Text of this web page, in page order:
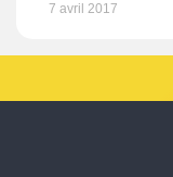
7 avril 2017